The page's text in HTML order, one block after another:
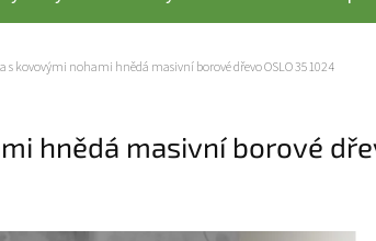
s kovovými nohami hnědá masivní borové dřevo OSLO 351024
hnědá masivní borové